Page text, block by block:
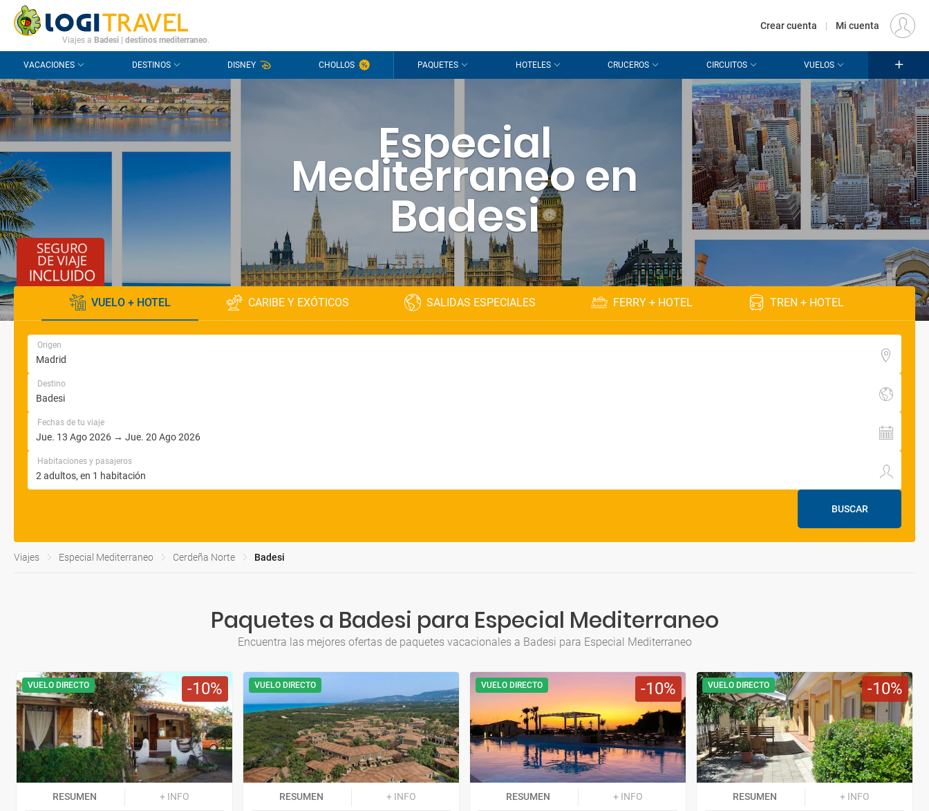
CONTACTO PREGUNTAS FRECUENTES EUR
Viajes a Badesi destinos mediterraneo.
Crear cuenta | Mi cuenta
VACACIONES DESTINOS DISNEY CHOLLOS PAQUETES HOTELES CRUCEROS CIRCUITOS VUELOS
Especial
Mediterraneo en
Badesi
VUELO + HOTEL CARIBE Y EXÓTICOS SALIDAS ESPECIALES FERRY + HOTEL TREN + HOTEL
Origen
Destino
Fechas de tu viaje
Habitaciones y pasajeros
BUSCAR
Viajes Especial Mediterraneo Cerdeña Norte Badesi
Paquetes a Badesi para Especial Mediterraneo
Encuentra las mejores ofertas de paquetes vacacionales a Badesi para Especial Mediterraneo
10
VUELO DIRECTO
RESUMEN + INFO
VUELO DIRECTO
RESUMEN + INFO
10
VUELO DIRECTO
RESUMEN + INFO
10
VUELO DIRECTO
RESUMEN + INFO